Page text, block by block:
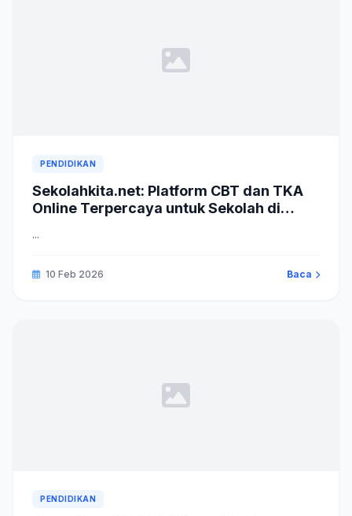
PENDIDIKAN
Sekolahkita.net: Platform CBT dan TKA
Online Terpercaya untuk Sekolah di
...
10 Feb 2026 Baca
PENDIDIKAN